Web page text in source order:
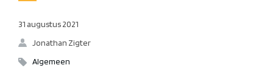
31 augustus 2021
Jonathan Zigter
Algemeen